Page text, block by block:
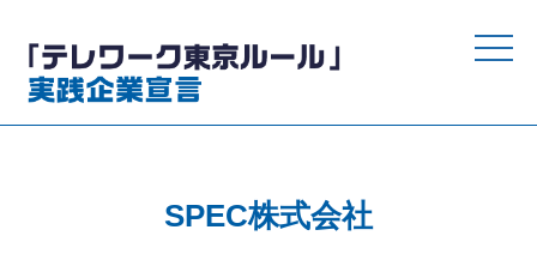
toggle
SPEC株式会社